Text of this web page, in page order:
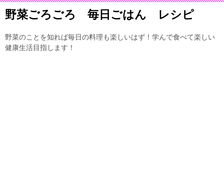
野菜ごろごろ 毎日ごはん レシピ
野菜のことを知れば毎日の料理も楽しいはず！学んで食べて楽しい
健康生活目指します！